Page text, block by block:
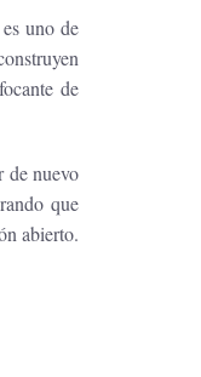
uno de
de
de nuevo
que
abierto.